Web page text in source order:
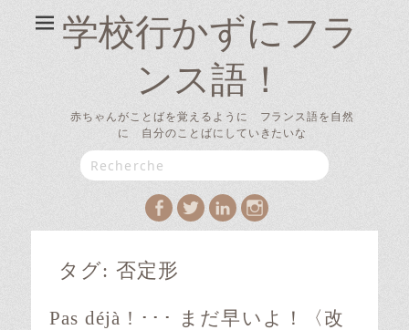
学校行かずにフラ
ンス語！
赤ちゃんがことばを覚えるように フランス語を自然
に 自分のことばにしていきたいな
Search
for:
Facebook
TwitterLinkedIn
Instagram
タグ: 否定形
Pas déjà ! ･･･ まだ早いよ！〈改